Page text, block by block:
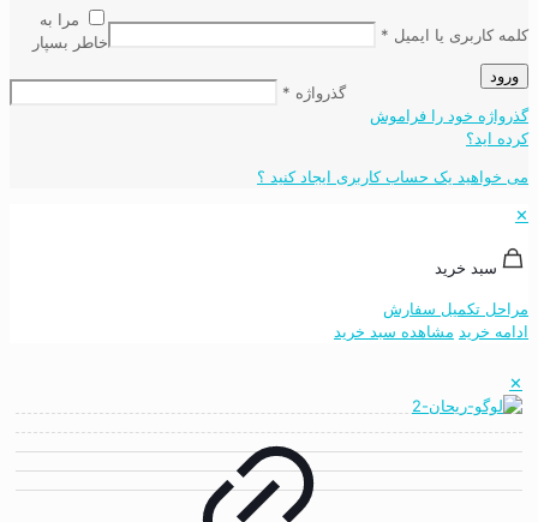
کلمه کاربری یا ایمیل *
گذرواژه *
مرا به
خاطر بسپار
ورود
گذرواژه خود را فراموش
کرده اید؟
می خواهید یک حساب کاربری ایجاد کنید ؟
✕
سبد خرید
مراحل تکمیل سفارش
ادامه خرید مشاهده سبد خرید
✕